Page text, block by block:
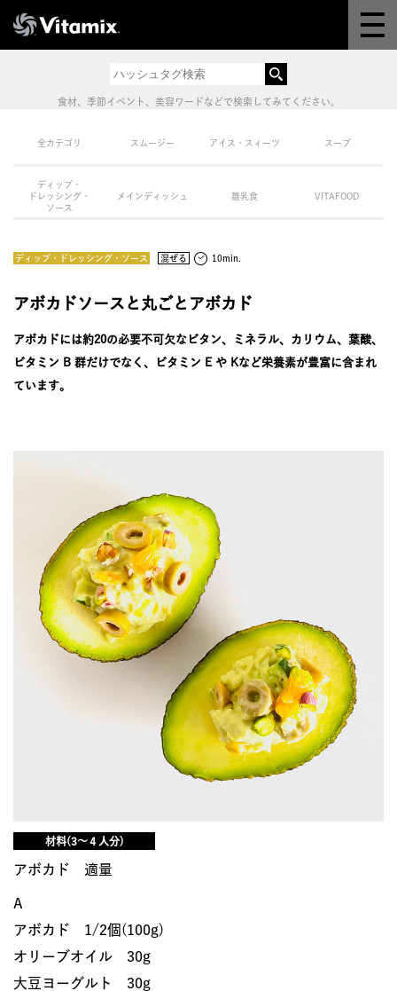
体験＆講座
8つの機能
オンラインストア
よくある質問
食材、季節イベント、美容ワードなどで検索してみてください。
全カテゴリ スムージー アイス・スィーツ スープ
ディップ・
ドレッシング・
ソース
メインディッシュ 離乳食 VITAFOOD
ディップ・ドレッシング・ソース 混ぜる 10min.
アボカドソースと丸ごとアボカド
アボカドには約20の必要不可欠なビタン、ミネラル、カリウム、葉酸、
ビタミン B 群だけでなく、ビタミン E や Kなど栄養素が豊富に含まれ
ています。
材料(3～４人分)
アボカド 適量
A
アボカド 1/2個(100g)
オリーブオイル 30g
大豆ヨーグルト 30g